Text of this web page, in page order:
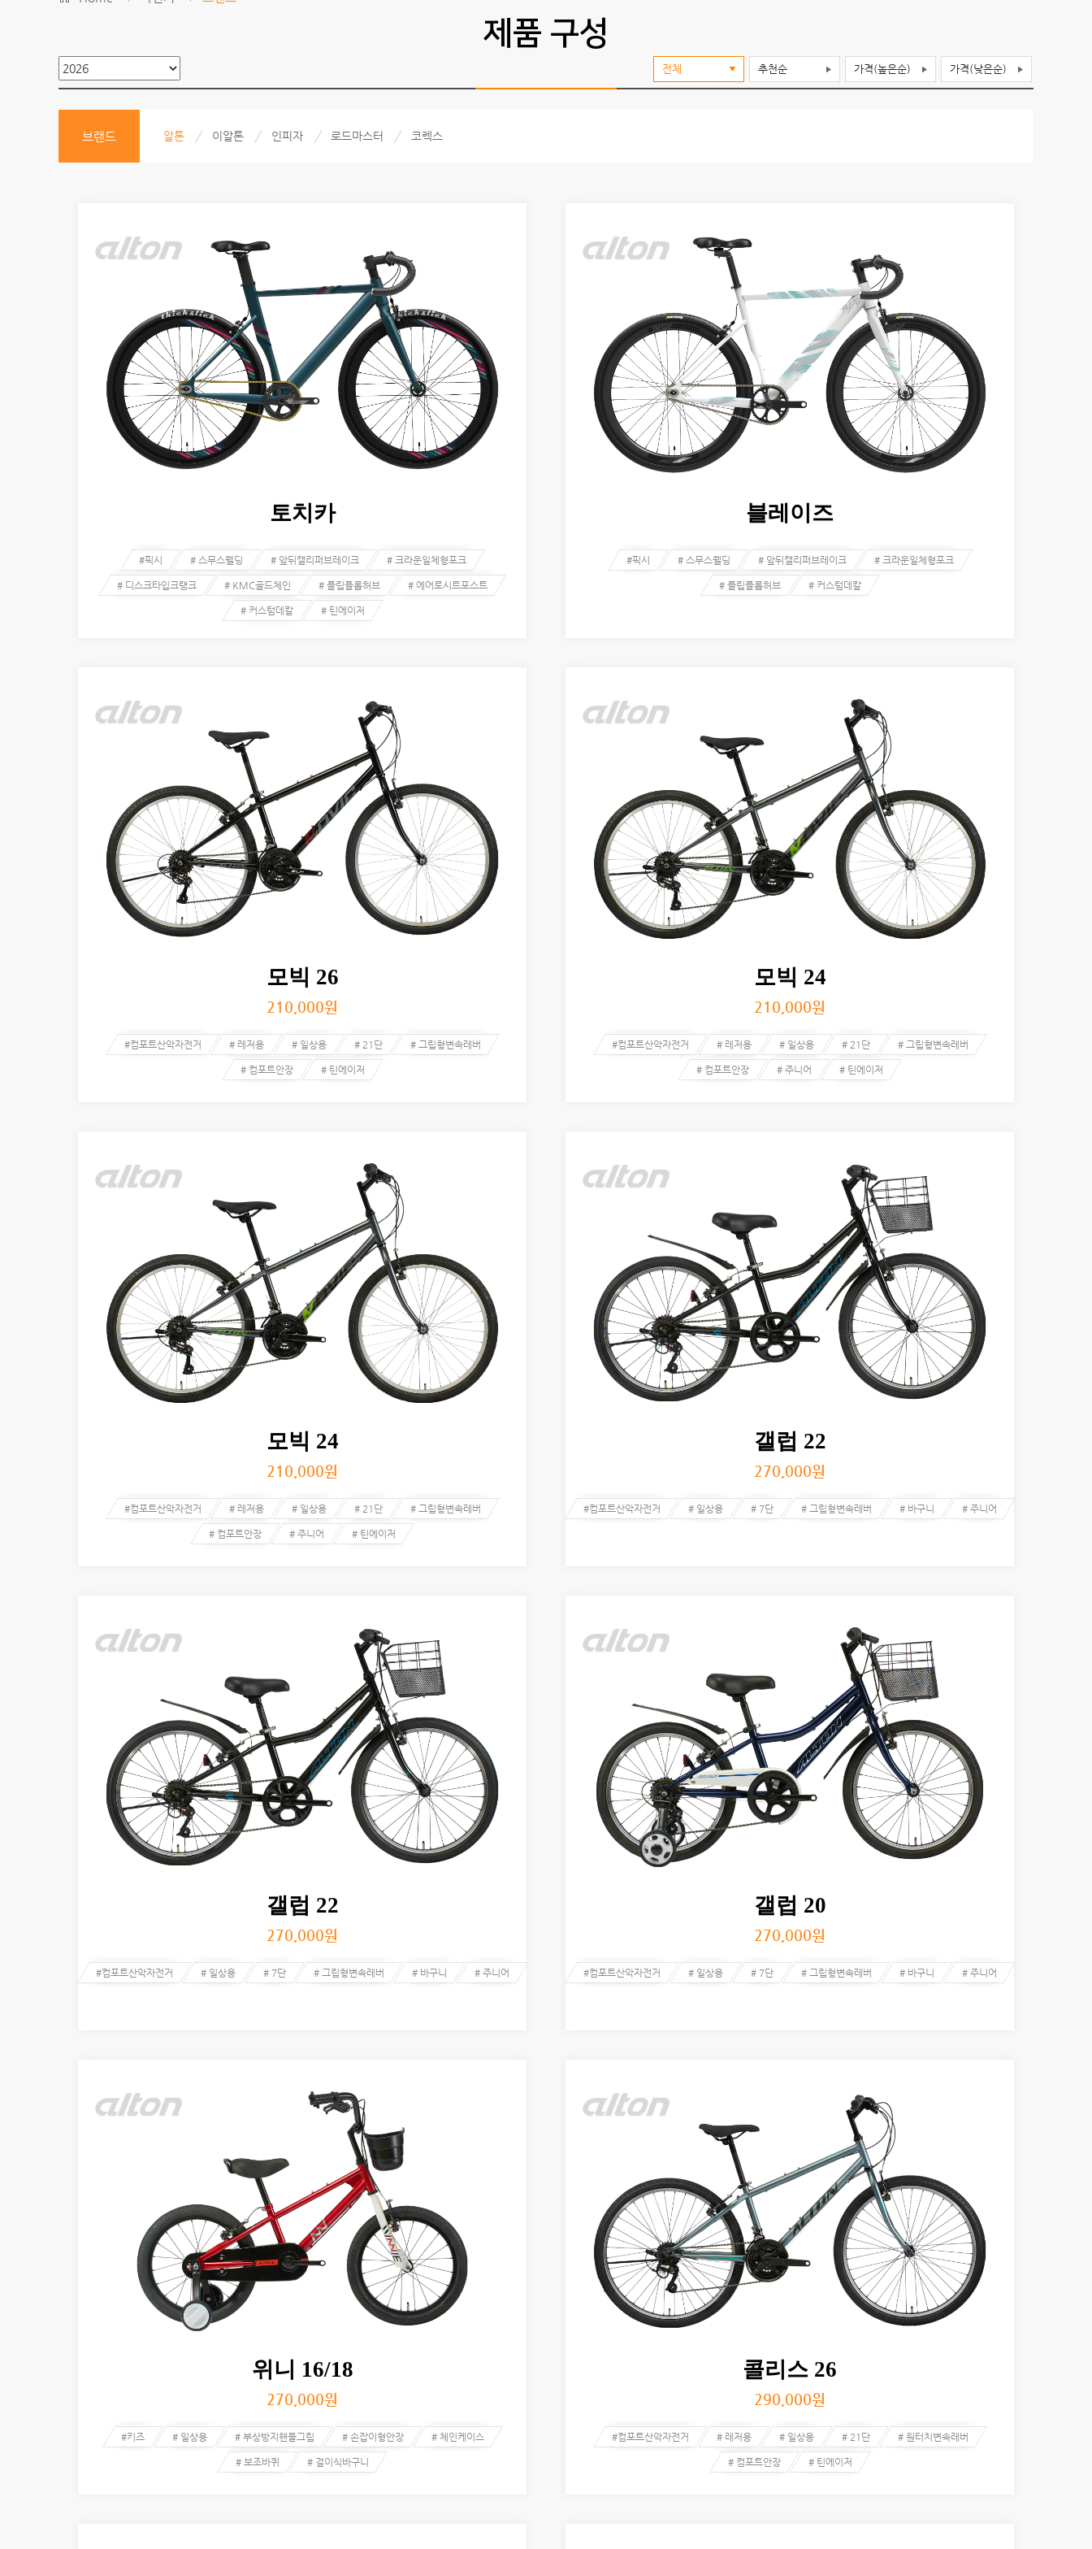
제품 구성
전체 추천순 가격(높은순) 가격(낮은순)
브랜드 알톤 이알톤 인피자 로드마스터 코렉스
토치카
#픽시 # 스무스웰딩 # 앞뒤캘리퍼브레이크 # 크라운일체형포크
# 디스크타입크랭크 # KMC골드체인 # 플립플롭허브 # 에어로시트포스트
# 커스텀데칼 # 틴에이저
블레이즈
#픽시 # 스무스웰딩 # 앞뒤캘리퍼브레이크 # 크라운일체형포크
# 플립플롭허브 # 커스텀데칼
모빅 26
210,000원
#컴포트산악자전거 # 레저용 # 일상용 # 21단 # 그립형변속레버
# 컴포트안장 # 틴에이저
모빅 24
210,000원
#컴포트산악자전거 # 레저용 # 일상용 # 21단 # 그립형변속레버
# 컴포트안장 # 주니어 # 틴에이저
모빅 24
210,000원
#컴포트산악자전거 # 레저용 # 일상용 # 21단 # 그립형변속레버
# 컴포트안장 # 주니어 # 틴에이저
갤럽 22
270,000원
#컴포트산악자전거 # 일상용 # 7단 # 그립형변속레버 # 바구니 # 주니어
갤럽 22
270,000원
#컴포트산악자전거 # 일상용 # 7단 # 그립형변속레버 # 바구니 # 주니어
갤럽 20
270,000원
#컴포트산악자전거 # 일상용 # 7단 # 그립형변속레버 # 바구니 # 주니어
위니 16/18
270,000원
#키즈 # 일상용 # 부상방지핸들그립 # 손잡이형안장 # 체인케이스
# 보조바퀴 # 걸이식바구니
콜리스 26
290,000원
#컴포트산악자전거 # 레저용 # 일상용 # 21단 # 원터치변속레버
# 컴포트안장 # 틴에이저